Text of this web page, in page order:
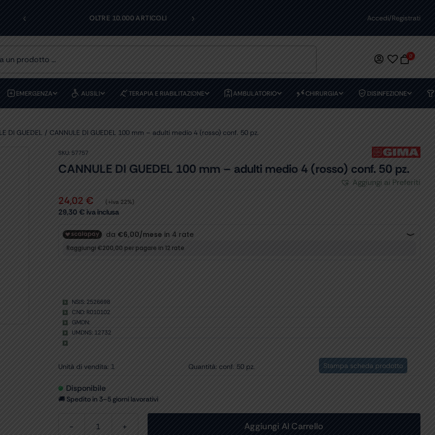
‹ OLTRE 10.000 ARTICOLI › Accedi/Registrati
0
EMERGENZA AUSILI TERAPIA E RIABILITAZIONE AMBULATORIO CHIRURGIA DISINFEZIONE
DI GUEDEL CANNULE DI GUEDEL 100 mm – adulti medio 4 (rosso) conf. 50 pz.
SKU: 57757
CANNULE DI GUEDEL 100 mm – adulti medio 4 (rosso) conf. 50 pz.
Aggiungi ai Preferiti
24,02 € (+iva 22%)
29,30 € iva inclusa
NSIS: 2526698
CND: R010102
GMDN:
UMDNS: 12732
Unità di vendita: 1 Quantità: conf. 50 pz. Stampa scheda prodotto
Disponibile
🚚 Spedito in 3–5 giorni lavorativi
CANNULE
Aggiungi Al Carrello